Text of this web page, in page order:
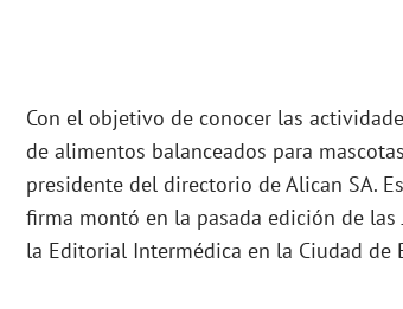
Con el objetivo de conocer las
de alimentos balanceados para
presidente del directorio de Alican SA.
firma montó en la pasada edición de
la Editorial Intermédica en la Ciudad de